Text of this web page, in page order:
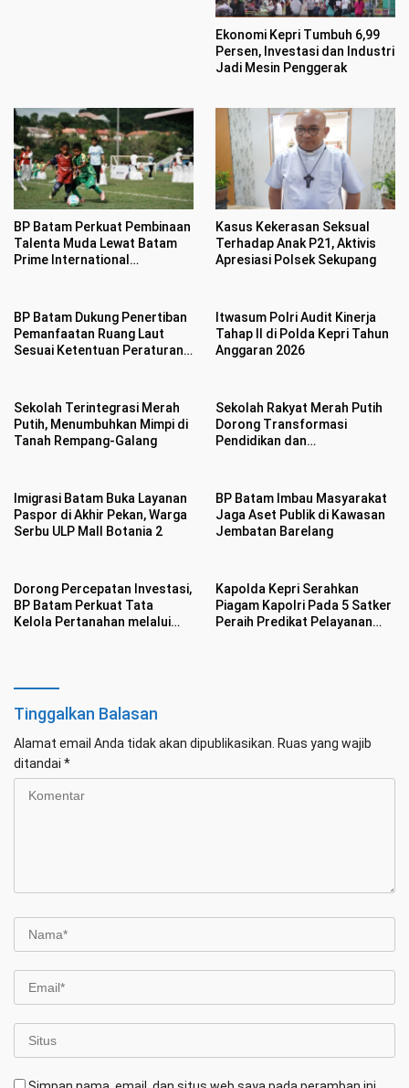
Ekonomi Kepri Tumbuh 6,99
Persen, Investasi dan Industri
Jadi Mesin Penggerak
BP Batam Perkuat Pembinaan
Talenta Muda Lewat Batam
Prime International
Kasus Kekerasan Seksual
Terhadap Anak P21, Aktivis
Apresiasi Polsek Sekupang
BP Batam Dukung Penertiban
Pemanfaatan Ruang Laut
Sesuai Ketentuan Peraturan
Itwasum Polri Audit Kinerja
Tahap II di Polda Kepri Tahun
Anggaran 2026
Sekolah Terintegrasi Merah
Putih, Menumbuhkan Mimpi di
Tanah Rempang-Galang
Sekolah Rakyat Merah Putih
Dorong Transformasi
Pendidikan dan
Imigrasi Batam Buka Layanan
Paspor di Akhir Pekan, Warga
Serbu ULP Mall Botania 2
BP Batam Imbau Masyarakat
Jaga Aset Publik di Kawasan
Jembatan Barelang
Dorong Percepatan Investasi,
BP Batam Perkuat Tata
Kelola Pertanahan melalui
Kapolda Kepri Serahkan
Piagam Kapolri Pada 5 Satker
Peraih Predikat Pelayanan
Tinggalkan Balasan
Alamat email Anda tidak akan dipublikasikan. Ruas yang wajib
ditandai *